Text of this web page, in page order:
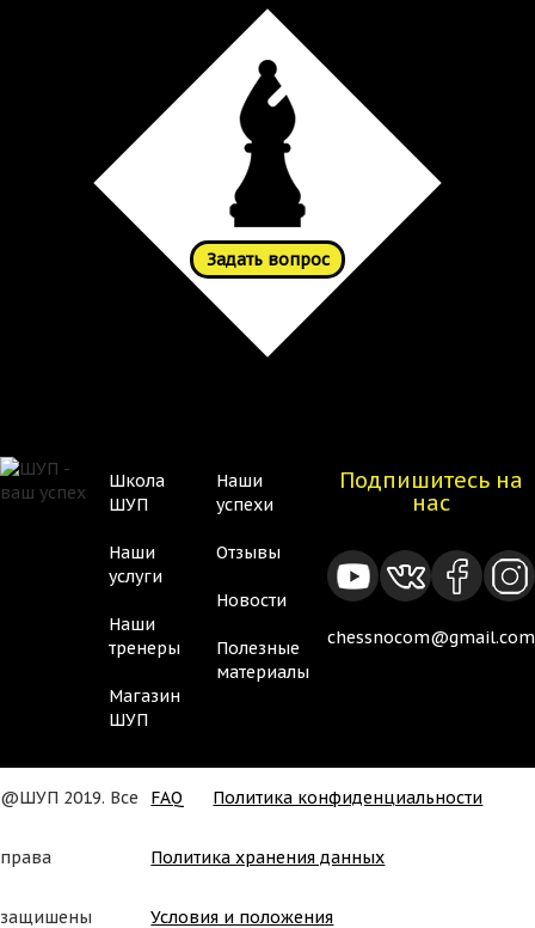
Задать вопрос
Нижнее
меню
Школа
ШУП
Наши
услуги
Наши
тренеры
Магазин
ШУП
Нижнее
меню
Наши
успехи
Отзывы
Новости
Полезные
материалы
Подпишитесь на
нас
chessnocom@gmail.com
@ШУП 2019. Все
права
защишены
Подвал
FAQ Политика конфиденциальности
Политика хранения данных
Условия и положения